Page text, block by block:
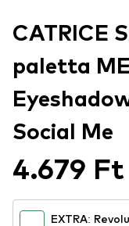
CATRICE
paletta
Social Me
4.679 Ft
EXTRA: